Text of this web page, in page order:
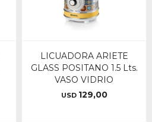
LICUADORA ARIETE
GLASS POSITANO 1.5 Lts.
VASO VIDRIO
USD 129,00